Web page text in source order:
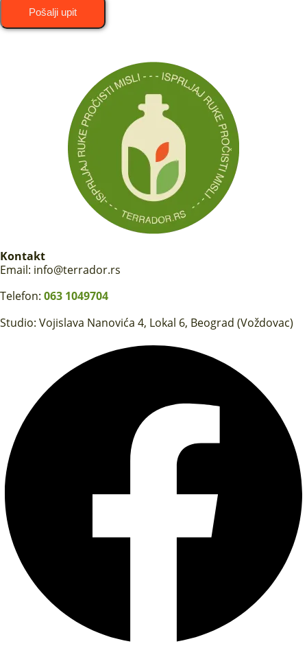
Pošalji upit
Kontakt
Email: info@terrador.rs
Telefon: 063 1049704
Studio: Vojislava Nanovića 4, Lokal 6, Beograd (Voždovac)